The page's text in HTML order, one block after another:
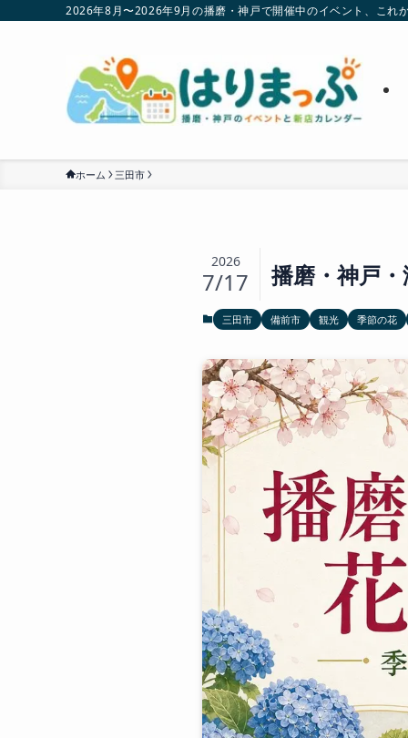
2026年8月〜2026年9月の播磨・神戸で開催中のイベント、これ
ホーム 三田市
播磨・神戸
2026
7/17
三田市 備前市 観光 季節の花